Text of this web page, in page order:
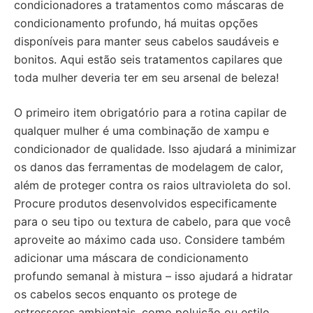
condicionadores a tratamentos como máscaras de
condicionamento profundo, há muitas opções
disponíveis para manter seus cabelos saudáveis e
bonitos. Aqui estão seis tratamentos capilares que
toda mulher deveria ter em seu arsenal de beleza!
O primeiro item obrigatório para a rotina capilar de
qualquer mulher é uma combinação de xampu e
condicionador de qualidade. Isso ajudará a minimizar
os danos das ferramentas de modelagem de calor,
além de proteger contra os raios ultravioleta do sol.
Procure produtos desenvolvidos especificamente
para o seu tipo ou textura de cabelo, para que você
aproveite ao máximo cada uso. Considere também
adicionar uma máscara de condicionamento
profundo semanal à mistura – isso ajudará a hidratar
os cabelos secos enquanto os protege de